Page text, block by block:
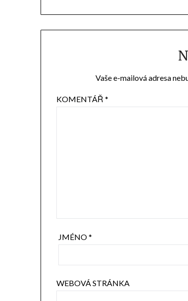
Vaše e-mailová adresa
KOMENTÁŘ*
JMÉNO*
WEBOVÁ STRÁNKA